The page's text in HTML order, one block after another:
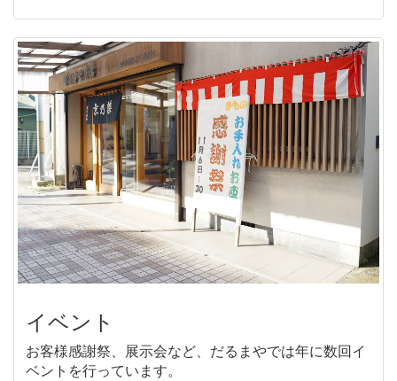
イベント
お客様感謝祭、展示会など、だるまやでは年に数回イ
ベントを行っています。